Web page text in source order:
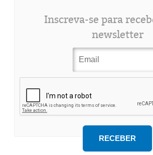
Inscreva-se para
newsletter